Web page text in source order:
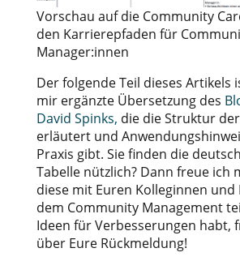
Vorschau auf die Community
den Karrierepfaden für
Manager:innen
Der folgende Teil dieses Artikels
mir ergänzte Übersetzung des
David Spinks, die die Struktur der
erläutert und
Praxis gibt. Sie finden die
Tabelle nützlich? Dann freue ich
diese mit Euren Kolleginnen und
dem Community Management
Ideen für Verbesserungen habt,
über Eure Rückmeldung!